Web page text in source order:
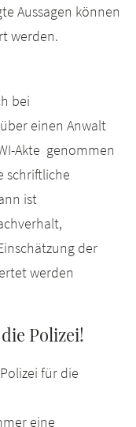
Aussagen können
werden.
bei
einen Anwalt
Akte genommen
schriftliche
ist
der
werden
Polizei!
für die
eine